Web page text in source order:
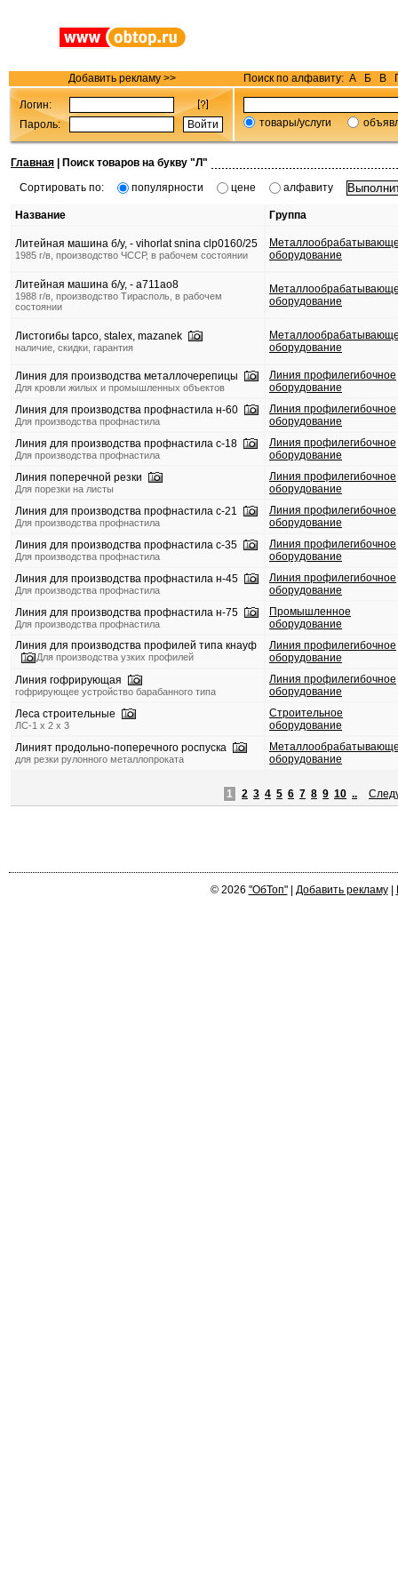
Добавить рекламу >> Поиск по алфавиту: А Б В
Логин:
Пароль:
товары/услуги
Главная | Поиск товаров на букву "Л"
Сортировать по:
популярности цене алфавиту
Название Группа
Литейная машина б/у, - vihorlat snina clp0160/25
1985 г/в, производство ЧССР, в рабочем состоянии
оборудование
Литейная машина б/у, - а711ао8
1988 г/в, производство Тирасполь, в рабочем
состоянии
оборудование
Листогибы tapco, stalex, mazanek
наличие, скидки, гарантия
оборудование
Линия для производства металлочерепицы
Для кровли жилых и промышленных объектов
Линия профилегибочное
оборудование
Линия для производства профнастила н-60
Для производства профнастила
Линия профилегибочное
оборудование
Линия для производства профнастила с-18
Для производства профнастила
Линия профилегибочное
оборудование
Линия поперечной резки
Для порезки на листы
Линия профилегибочное
оборудование
Линия для производства профнастила с-21
Для производства профнастила
Линия профилегибочное
оборудование
Линия для производства профнастила с-35
Для производства профнастила
Линия профилегибочное
оборудование
Линия для производства профнастила н-45
Для производства профнастила
Линия профилегибочное
оборудование
Линия для производства профнастила н-75
Для производства профнастила
Промышленное
оборудование
Линия для производства профилей типа кнауф
Для производства узких профилей
Линия профилегибочное
оборудование
Линия гофрирующая
гофрирующее устройство барабанного типа
Линия профилегибочное
оборудование
Леса строительные
ЛС-1 х 2 х 3
Строительное
оборудование
Линият продольно-поперечного роспуска
для резки рулонного металлопроката
оборудование
1 2 3 4 5 6 7 8 9 10 ..
© 2026 "ОбТоп"| Добавить рекламу|